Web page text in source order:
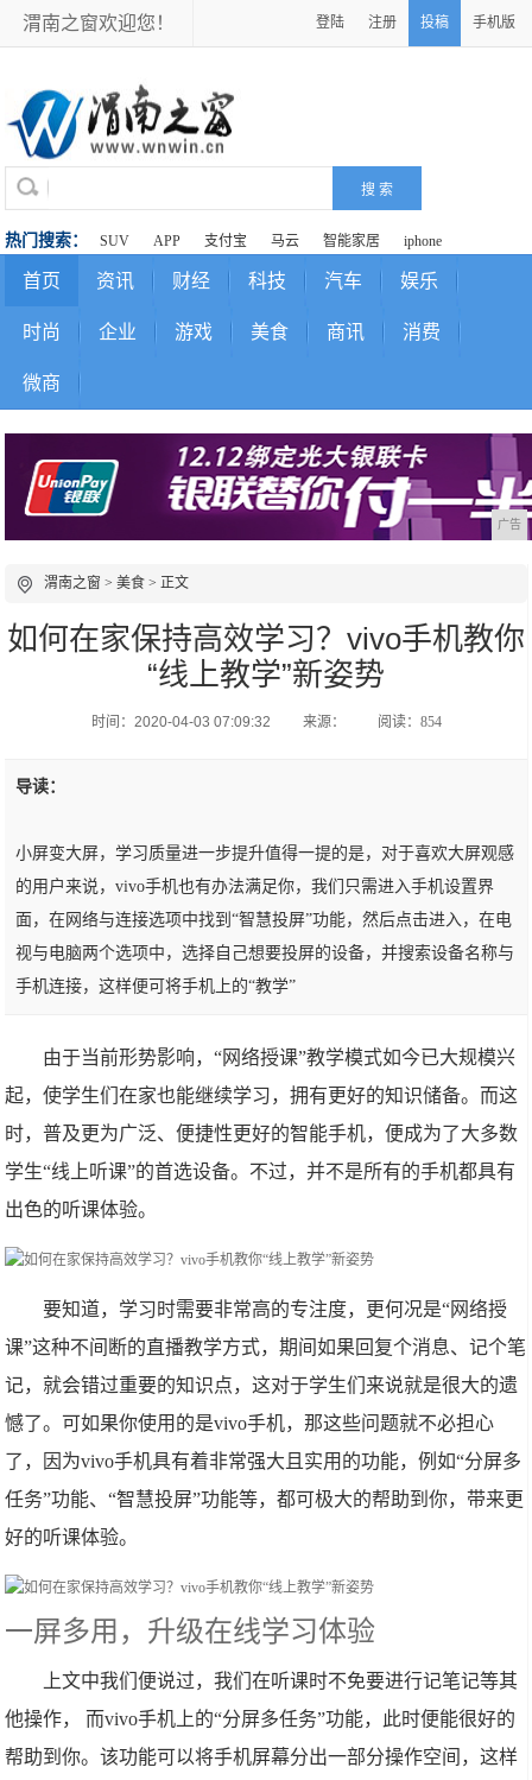
渭南之窗欢迎您！ 登陆 注册 投稿 手机版
热门搜索： SUV APP 支付宝 马云 智能家居 iphone
首页 资讯 财经 科技 汽车 娱乐
时尚 企业 游戏 美食 商讯 消费
微商
广告
渭南之窗 >美食 > 正文
如何在家保持高效学习？vivo手机教你
“线上教学”新姿势
时间：2020-04-03 07:09:32 来源： 阅读：854
导读：
小屏变大屏，学习质量进一步提升值得一提的是，对于喜欢大屏观感
的用户来说，vivo手机也有办法满足你，我们只需进入手机设置界
面，在网络与连接选项中找到“智慧投屏”功能，然后点击进入，在电
视与电脑两个选项中，选择自己想要投屏的设备，并搜索设备名称与
手机连接，这样便可将手机上的“教学”
由于当前形势影响，“网络授课”教学模式如今已大规模兴
起，使学生们在家也能继续学习，拥有更好的知识储备。而这
时，普及更为广泛、便捷性更好的智能手机，便成为了大多数
学生“线上听课”的首选设备。不过，并不是所有的手机都具有
出色的听课体验。
要知道，学习时需要非常高的专注度，更何况是“网络授
课”这种不间断的直播教学方式，期间如果回复个消息、记个笔
记，就会错过重要的知识点，这对于学生们来说就是很大的遗
憾了。可如果你使用的是vivo手机，那这些问题就不必担心
了，因为vivo手机具有着非常强大且实用的功能，例如“分屏多
任务”功能、“智慧投屏”功能等，都可极大的帮助到你，带来更
好的听课体验。
一屏多用，升级在线学习体验
上文中我们便说过，我们在听课时不免要进行记笔记等其
他操作， 而vivo手机上的“分屏多任务”功能，此时便能很好的
帮助到你。该功能可以将手机屏幕分出一部分操作空间，这样